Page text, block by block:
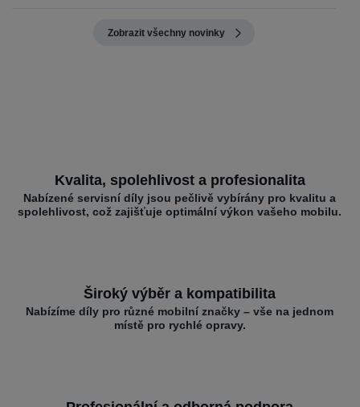
Zobrazit všechny novinky
Kvalita, spolehlivost a profesionalita
Nabízené servisní díly jsou pečlivě vybírány pro kvalitu a
spolehlivost, což zajišťuje optimální výkon vašeho mobilu.
Široký výběr a kompatibilita
Nabízíme díly pro různé mobilní značky – vše na jednom
místě pro rychlé opravy.